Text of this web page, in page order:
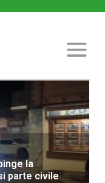
la
parte civile